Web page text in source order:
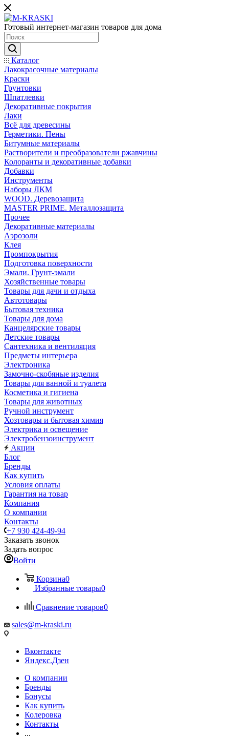
Готовый интернет-магазин товаров для дома
Каталог
Лакокрасочные материалы
Краски
Грунтовки
Шпатлевки
Декоративные покрытия
Лаки
Всё для древесины
Герметики. Пены
Битумные материалы
Растворители и преобразователи ржавчины
Колоранты и декоративные добавки
Добавки
Инструменты
Наборы ЛКМ
WOOD. Деревозащита
MASTER PRIME. Металлозащита
Прочее
Декоративные материалы
Аэрозоли
Клея
Промпокрытия
Подготовка поверхности
Эмали. Грунт-эмали
Хозяйственные товары
Товары для дачи и отдыха
Автотовары
Бытовая техника
Товары для дома
Канцелярские товары
Детские товары
Сантехника и вентиляция
Предметы интерьера
Электроника
Замочно-скобяные изделия
Товары для ванной и туалета
Косметика и гигиена
Товары для животных
Ручной инструмент
Хозтовары и бытовая химия
Электрика и освещение
Электробензоинструмент
Акции
Блог
Бренды
Как купить
Условия оплаты
Гарантия на товар
Компания
О компании
Контакты
+7 930 424-49-94
Заказать звонок
Задать вопрос
Войти
Корзина0
Избранные товары0
Сравнение товаров0
sales@m-kraski.ru
Вконтакте
Яндекс.Дзен
О компании
Бренды
Бонусы
Как купить
Колеровка
Контакты
...